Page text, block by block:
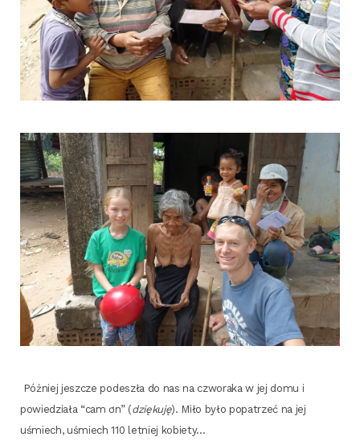
Póź­niej jesz­cze pode­szła do nas na czwo­ra­ka w jej domu i
powie­dzia­ła “cam ơn” (dzię­ku­ję). Miło było popa­trzeć na jej
uśmiech, uśmiech 110 let­niej kobiety…